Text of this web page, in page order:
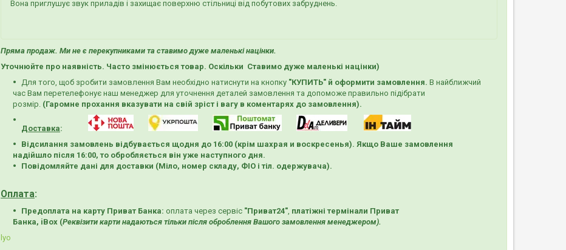
Вона приглушує звук приладів і захищає поверхню стільниці від побутових забруднень.
Пряма продаж. Ми не є перекупниками та ставимо дуже маленькі націнки.
Уточнюйте про наявність. Часто змінюється товар. Оскільки Ставимо дуже маленькі націнки)
Для того, щоб зробити замовлення Вам необхідно натиснути на кнопку "КУПИТЬ" й оформити замовлення. В найближчий
час Вам перетелефонує наш менеджер для уточнення деталей замовлення та допоможе правильно підібрати
розмір. (Гаромне прохання вказувати на свій зріст і вагу в коментарях до замовлення).
Доставка:
Відсилання замовлень відбувається щодня до 16:00 (крім шахрая и воскресенья). Якщо Ваше замовлення
надійшло після 16:00, то обробляється він уже наступного дня.
Повідомляйте дані для доставки (Міло, номер складу, ФІО і тіл. одержувача).
Оплата:
Предоплата на карту Приват Банка: оплата через сервіс "Приват24" платіжні термінали Приват
Банка, iBox (Реквізити карти надаються тільки після оброблення Вашого замовлення менеджером).
lyo